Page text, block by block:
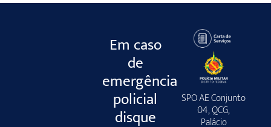
Em caso
de
emergência
policial
disque
SPO AE Conjunto
04, QCG,
Palácio